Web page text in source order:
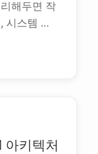
해두면 작
시스템 ...
키텍처